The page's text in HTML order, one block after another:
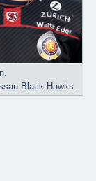
Black Hawks.